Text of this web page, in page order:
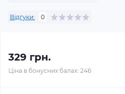
Відгуки: 0
329 грн.
Ціна в бонусних балах: 246